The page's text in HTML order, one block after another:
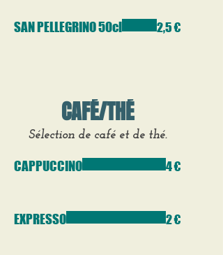
SAN PELLEGRINO 50cl 2,5 €
CAFÉ/THÉ
Sélection de café et de thé.
CAPPUCCINO 4 €
EXPRESSO 2 €